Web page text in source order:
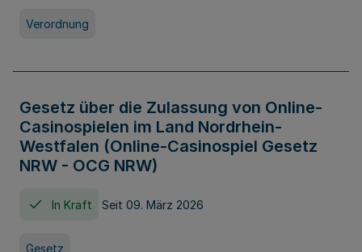
Verordnung
Gesetz über die Zulassung von Online-
Casinospielen im Land Nordrhein-
Westfalen (Online-Casinospiel Gesetz
NRW - OCG NRW)
In Kraft Seit 09. März 2026
Gesetz